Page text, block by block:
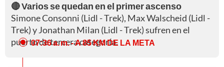
🔴 Varios se quedan en el primer ascenso
Simone Consonni (Lidl - Trek), Max Walscheid (Lidl -
Trek) y Jonathan Milan (Lidl - Trek) sufren en el
puerto de tercera categoría.
07:36 a. m.- A 85 KM DE LA META